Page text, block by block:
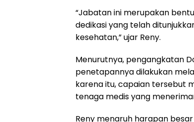
“Jabatan ini merupakan
dedikasi yang telah
kesehatan,” ujar Reny.
Menurutnya, pengangkatan
penetapannya dilakukan
karena itu, capaian tersebut
tenaga medis yang
Reny menaruh harapan